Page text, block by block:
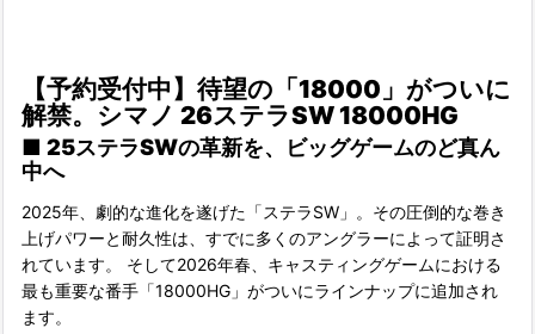
【予約受付中】待望の「18000」がついに
解禁。シマノ 26ステラSW 18000HG
■ 25ステラSWの革新を、ビッグゲームのど真ん
中へ
2025年、劇的な進化を遂げた「ステラSW」。その圧倒的な巻き
上げパワーと耐久性は、すでに多くのアングラーによって証明さ
れています。 そして2026年春、キャスティングゲームにおける
最も重要な番手「18000HG」がついにラインナップに追加され
ます。